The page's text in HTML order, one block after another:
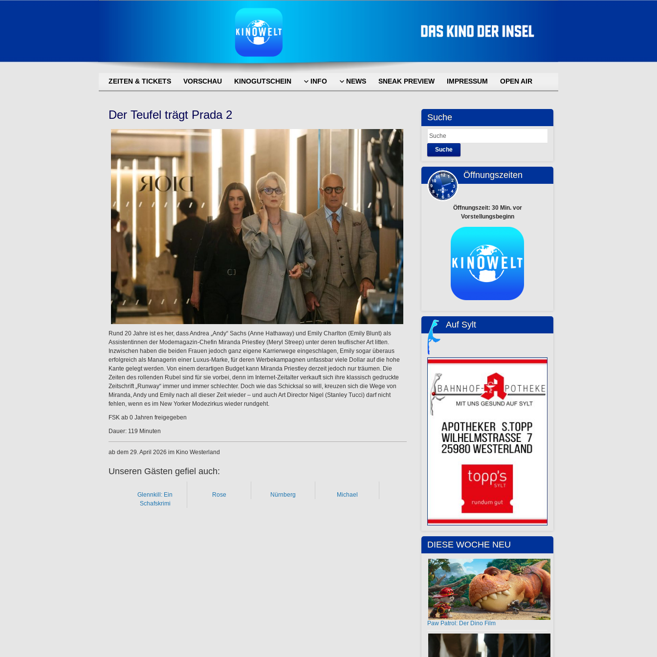
ZEITEN & TICKETS VORSCHAU KINOGUTSCHEIN INFO NEWS SNEAK PREVIEW IMPRESSUM OPEN AIR
Der Teufel trägt Prada 2
Rund 20 Jahre ist es her, dass Andrea „Andy“ Sachs (Anne Hathaway) und Emily Charlton (Emily Blunt) als
Assistentinnen der Modemagazin-Chefin Miranda Priestley (Meryl Streep) unter deren teuflischer Art litten.
Inzwischen haben die beiden Frauen jedoch ganz eigene Karrierwege eingeschlagen, Emily sogar überaus
erfolgreich als Managerin einer Luxus-Marke, für deren Werbekampagnen unfassbar viele Dollar auf die hohe
Kante gelegt werden. Von einem derartigen Budget kann Miranda Priestley derzeit jedoch nur träumen. Die
Zeiten des rollenden Rubel sind für sie vorbei, denn im Internet-Zeitalter verkauft sich ihre klassisch gedruckte
Zeitschrift „Runway“ immer und immer schlechter. Doch wie das Schicksal so will, kreuzen sich die Wege von
Miranda, Andy und Emily nach all dieser Zeit wieder – und auch Art Director Nigel (Stanley Tucci) darf nicht
fehlen, wenn es im New Yorker Modezirkus wieder rundgeht.
FSK ab 0 Jahren freigegeben
Dauer: 119 Minuten
ab dem 29. April 2026 im Kino Westerland
Unseren Gästen gefiel auch:
Glennkill: Ein
Schafskrimi
Rose Nürnberg Michael
Suche
Suche
Öffnungszeiten
Öffnungszeit: 30 Min. vor
Vorstellungsbeginn
Auf Sylt
DIESE WOCHE NEU
Paw Patrol: Der Dino Film